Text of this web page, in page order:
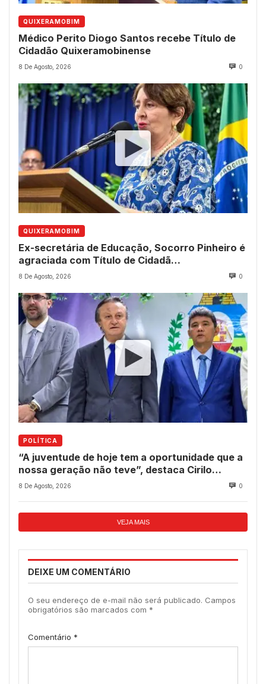
QUIXERAMOBIM
Médico Perito Diogo Santos recebe Título de
Cidadão Quixeramobinense
8 De Agosto, 2026 0
QUIXERAMOBIM
Ex-secretária de Educação, Socorro Pinheiro é
agraciada com Título de Cidadã
Quixeramobinense
8 De Agosto, 2026 0
POLÍTICA
“A juventude de hoje tem a oportunidade que a
nossa geração não teve”, destaca Cirilo
Pimenta durante Sessão Solene
8 De Agosto, 2026 0
VEJA MAIS
DEIXE UM COMENTÁRIO
O seu endereço de e-mail não será publicado. Campos
obrigatórios são marcados com *
Comentário *